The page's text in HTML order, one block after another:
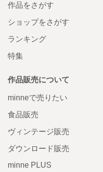
作品をさがす
ショップをさがす
ランキング
特集
作品販売について
minneで売りたい
食品販売
ヴィンテージ販売
ダウンロード販売
minne PLUS